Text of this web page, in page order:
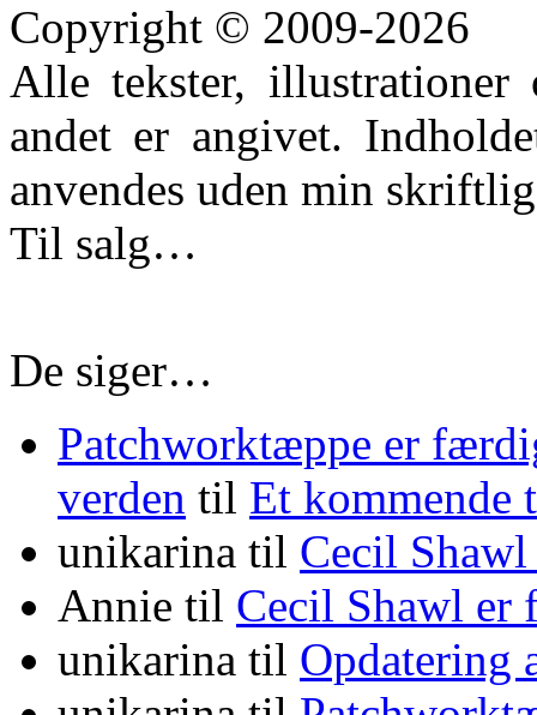
Copyright © 2009-2026
Alle tekster, illustrationer
andet er angivet.
anvendes uden min
Til salg…
De siger…
Patchworktæppe er
verden til Et
unikarina til Cecil
Annie til Cecil Shawl
unikarina til